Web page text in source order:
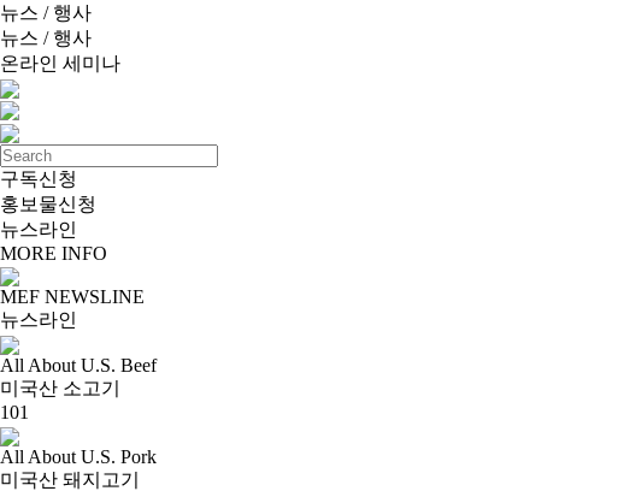
뉴스 / 행사
뉴스 / 행사
온라인 세미나
구독신청
홍보물신청
뉴스라인
MORE INFO
MEF NEWSLINE
뉴스라인
All About U.S. Beef
미국산 소고기
101
All About U.S. Pork
미국산 돼지고기